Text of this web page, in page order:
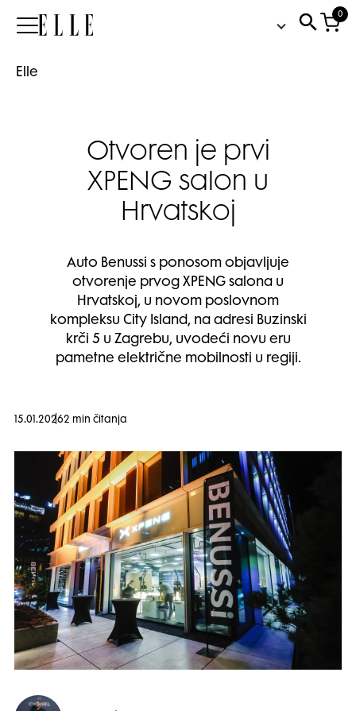
Elle
0
Elle
Otvoren je prvi
XPENG salon u
Hrvatskoj
Auto Benussi s ponosom objavljuje
otvorenje prvog XPENG salona u
Hrvatskoj, u novom poslovnom
kompleksu City Island, na adresi Buzinski
krči 5 u Zagrebu, uvodeći novu eru
pametne električne mobilnosti u regiji.
15.01.20262 min čitanja